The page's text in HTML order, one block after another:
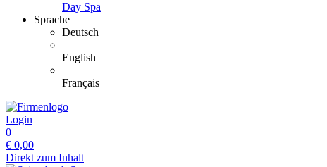
Day Spa
Sprache
Deutsch
English
Français
Login
0
€ 0,00
Direkt zum Inhalt